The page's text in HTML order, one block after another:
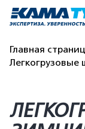
Главная
Легкогрузовые